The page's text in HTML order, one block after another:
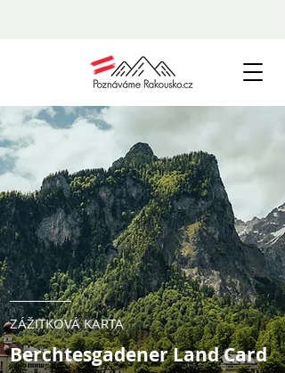
ZÁŽITKOVÁ KARTA
Berchtesgadener Land Card